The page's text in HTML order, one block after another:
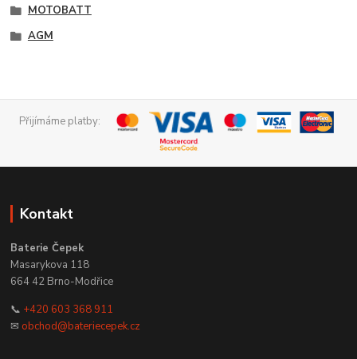
MOTOBATT
AGM
Přijímáme platby:
Kontakt
Baterie Čepek
Masarykova 118
664 42 Brno-Modřice
📞 +420 603 368 911
✉ obchod@bateriecepek.cz